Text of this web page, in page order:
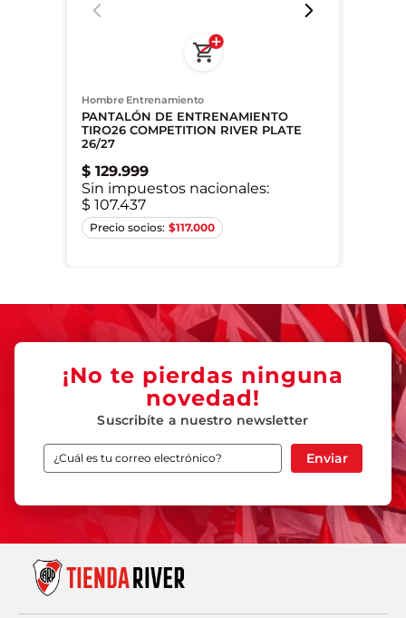
Hombre Entrenamiento
PANTALÓN DE ENTRENAMIENTO
TIRO26 COMPETITION RIVER PLATE
26/27
$ 129.999
Sin impuestos nacionales:
$ 107.437
$117.000
S M L
¡No te pierdas ninguna
novedad!
Suscribíte a nuestro newsletter
Enviar